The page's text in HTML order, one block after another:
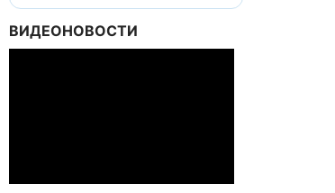
ВИДЕОНОВОСТИ